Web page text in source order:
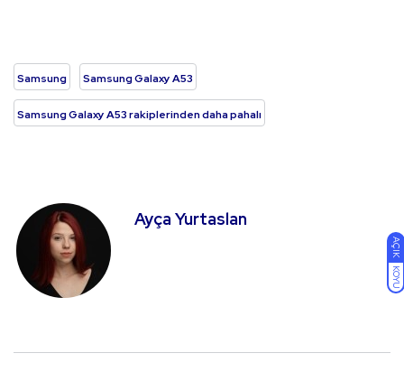
AÇIK
KOYU
Samsung Samsung Galaxy A53
Samsung Galaxy A53 rakiplerinden daha pahalı
Ayça Yurtaslan